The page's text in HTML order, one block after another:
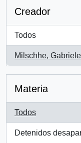
Creador
Todos
Milschhe, Gabriele
, 1 resultados
Materia
Todos
Detenidos
, 1 resultados